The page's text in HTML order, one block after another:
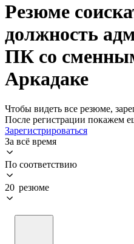
Резюме
должность
ПК со
Аркадаке
Чтобы видеть все резюме,
После регистрации покажем
Зарегистрироваться
За всё время
По соответствию
20 резюме